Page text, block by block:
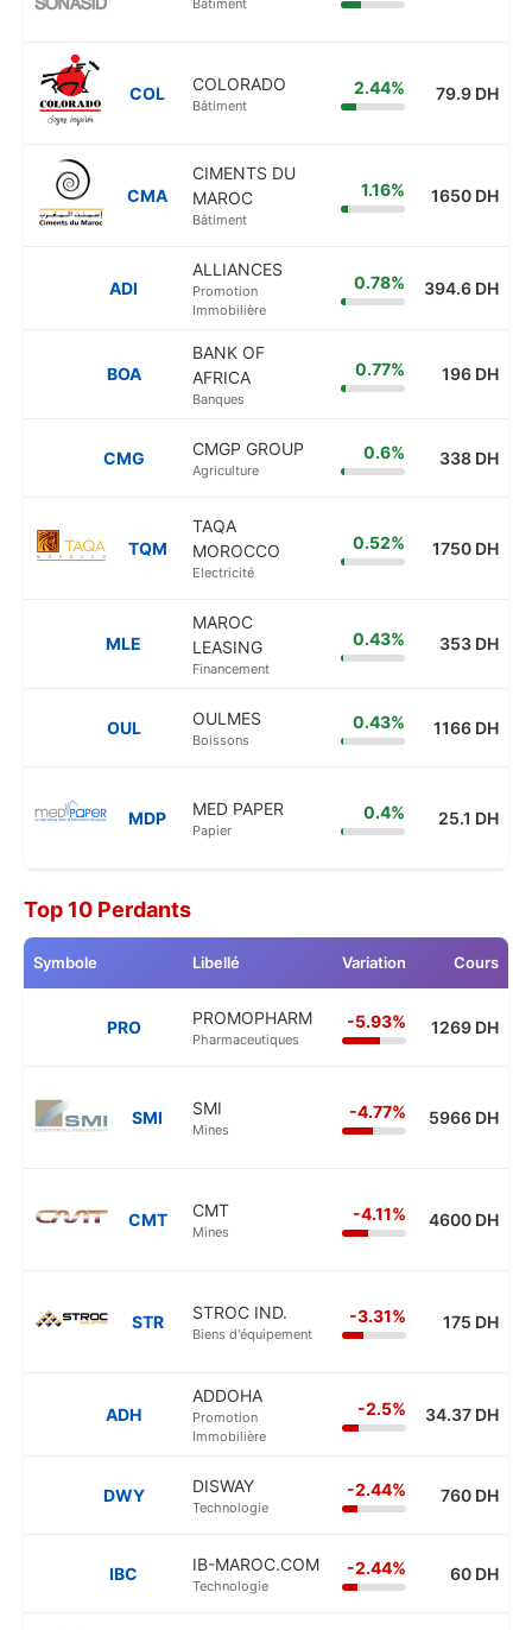
Bâtiment
COL COLORADO
Bâtiment
2.44% 79.9 DH
CMA
CIMENTS DU
MAROC
Bâtiment
1.16% 1650 DH
ADI
ALLIANCES
Promotion
Immobilière
0.78% 394.6 DH
BOA
BANK OF
AFRICA
Banques
0.77% 196 DH
CMG CMGP GROUP
Agriculture
0.6% 338 DH
TQM
TAQA
MOROCCO
Electricité
0.52% 1750 DH
MLE
MAROC
LEASING
Financement
0.43% 353 DH
OUL OULMES
Boissons
0.43% 1166 DH
MDP MED PAPER
Papier
0.4% 25.1 DH
Top 10 Perdants
Symbole Libellé Variation Cours
PRO PROMOPHARM
Pharmaceutiques
-5.93% 1269 DH
SMI SMI
Mines
-4.77% 5966 DH
CMT CMT
Mines
-4.11% 4600 DH
STR STROC IND.
Biens d'équipement
-3.31% 175 DH
ADH
ADDOHA
Promotion
Immobilière
-2.5% 34.37 DH
DWY DISWAY
Technologie
-2.44% 760 DH
IBC IB-MAROC.COM
Technologie
-2.44% 60 DH